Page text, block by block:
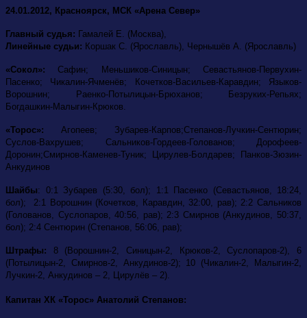
24.01.2012, Красноярск, МСК «Арена Север»
Главный судья: Гамалей Е. (Москва),
Линейные судьи: Коршак С. (Ярославль), Чернышёв А. (Ярославль)
«Сокол»: Сафин; Меньшиков-Синицын; Севастьянов-Первухин-
Пасенко; Чикалин-Ячменёв; Кочетков-Васильев-Каравдин; Языков-
Ворошнин; Раенко-Потылицын-Брюханов; Безруких-Репьях;
Богдашкин-Малыгин-Крюков.
«Торос»: Агопеев; Зубарев-Карпов;Степанов-Лучкин-Сентюрин;
Суслов-Вахрушев; Сальников-Гордеев-Голованов; Дорофеев-
Доронин;Смирнов-Каменев-Туник; Цирулев-Болдарев; Панков-Зюзин-
Анкудинов
Шайбы: 0:1 Зубарев (5:30, бол); 1:1 Пасенко (Севастьянов, 18:24,
бол); 2:1 Ворошнин (Кочетков, Каравдин, 32:00, рав); 2:2 Сальников
(Голованов, Суслопаров, 40:56, рав); 2:3 Смирнов (Анкудинов, 50:37,
бол); 2:4 Сентюрин (Степанов, 56:06, рав);
Штрафы: 8 (Ворошнин-2, Синицын-2, Крюков-2, Суслопаров-2), 6
(Потылицын-2,
Смирнов-2, Анкудинов-2); 10 (Чикалин-2, Малыгин-2,
Лучкин-2, Анкудинов – 2, Цирулёв – 2).
Капитан ХК «Торос» Анатолий Степанов: